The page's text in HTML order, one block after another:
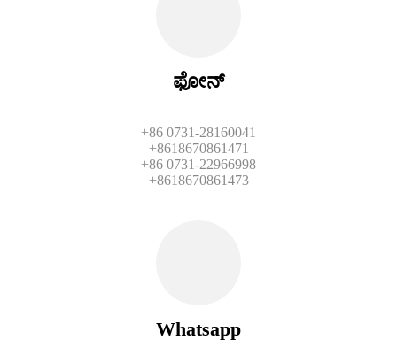
ಫೋನ್
+86 0731-28160041
+8618670861471
+86 0731-22966998
+8618670861473
Whatsapp